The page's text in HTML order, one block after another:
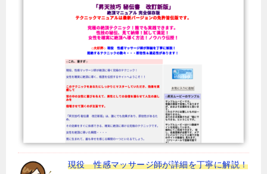
現役 性感マッサージ師が詳細を丁寧に解説！